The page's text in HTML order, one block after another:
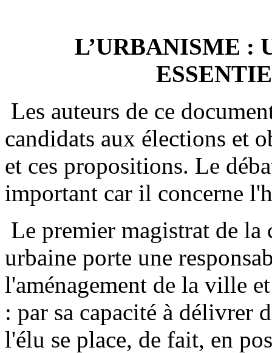
L’URBANISME :
Les auteurs de ce
candidats aux élections et
et ces propositions. Le
important car il concerne
Le premier magistrat de la
urbaine porte une
l'aménagement de la ville
: par sa capacité à délivrer
l'élu se place, de fait, en